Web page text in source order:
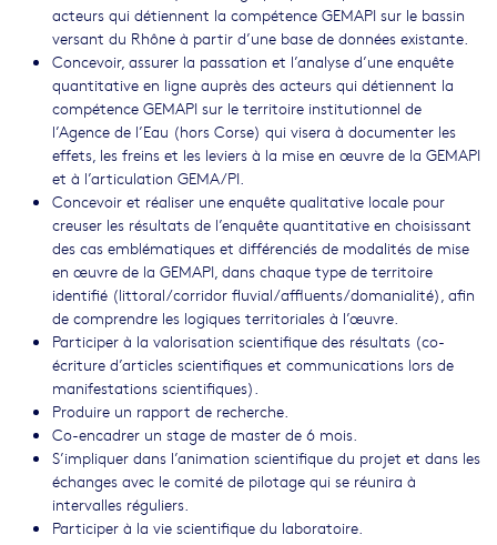
acteurs qui détiennent la compétence GEMAPI sur le bassin
versant du Rhône à partir d’une base de données existante.
Concevoir, assurer la passation et l’analyse d’une enquête
quantitative en ligne auprès des acteurs qui détiennent la
compétence GEMAPI sur le territoire institutionnel de
l’Agence de l’Eau (hors Corse) qui visera à documenter les
effets, les freins et les leviers à la mise en œuvre de la GEMAPI
et à l’articulation GEMA/PI.
Concevoir et réaliser une enquête qualitative locale pour
creuser les résultats de l’enquête quantitative en choisissant
des cas emblématiques et différenciés de modalités de mise
en œuvre de la GEMAPI, dans chaque type de territoire
identifié (littoral/corridor fluvial/affluents/domanialité), afin
de comprendre les logiques territoriales à l’œuvre.
Participer à la valorisation scientifique des résultats (co-
écriture d’articles scientifiques et communications lors de
manifestations scientifiques).
Produire un rapport de recherche.
Co-encadrer un stage de master de 6 mois.
S’impliquer dans l’animation scientifique du projet et dans les
échanges avec le comité de pilotage qui se réunira à
intervalles réguliers.
Participer à la vie scientifique du laboratoire.